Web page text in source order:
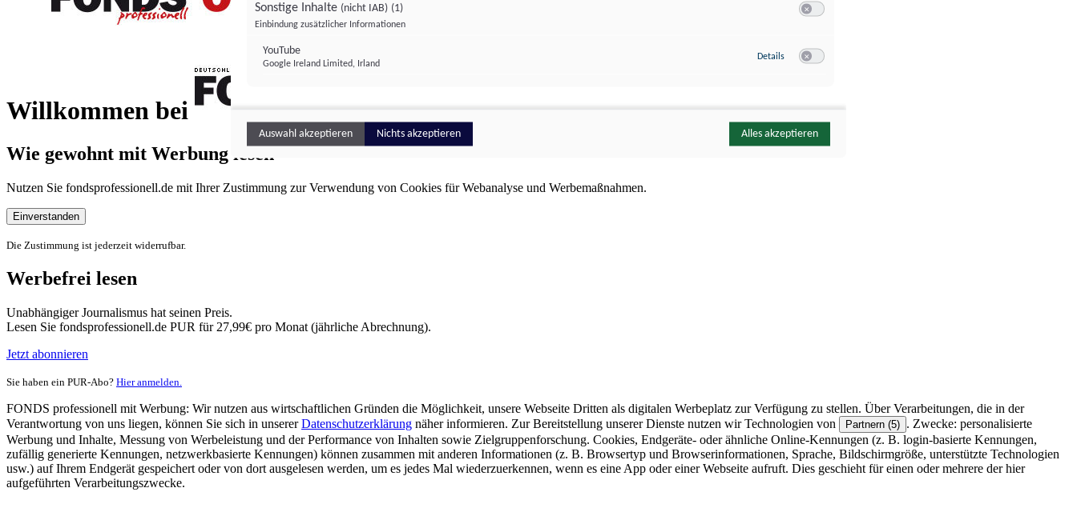
Willkommen bei
FONDS professionell
Wie gewohnt mit Werbung lesen
Nutzen Sie fondsprofessionell.de mit Ihrer Zustimmung zur Verwendung von Cookies für Webanalyse und Werbemaßnahmen.
Einverstanden
Die Zustimmung ist jederzeit widerrufbar.
Werbefrei lesen
Unabhängiger Journalismus hat seinen Preis.
Lesen Sie fondsprofessionell.de PUR für 27,99€ pro Monat (jährliche Abrechnung).
Jetzt abonnieren
Sie haben ein PUR-Abo? Hier anmelden.
FONDS professionell mit Werbung: Wir nutzen aus wirtschaftlichen Gründen die Möglichkeit, unsere Webseite Dritten als digitalen Werbeplatz zur Verfügung zu stellen. Über Verarbeitungen, die in der
Verantwortung von uns liegen, können Sie sich in unsererDatenschutzerklärung näher informieren. Zur Bereitstellung unserer Dienste nutzen wir Technologien von Partnern (5) . Zwecke: personalisierte
Werbung und Inhalte, Messung von Werbeleistung und der Performance von Inhalten sowie Zielgruppenforschung. Cookies, Endgeräte- oder ähnliche Online-Kennungen (z. B. login-basierte Kennungen,
zufällig generierte Kennungen, netzwerkbasierte Kennungen) können zusammen mit anderen Informationen (z. B. Browsertyp und Browserinformationen, Sprache, Bildschirmgröße, unterstützte Technologien
usw.) auf Ihrem Endgerät gespeichert oder von dort ausgelesen werden, um es jedes Mal wiederzuerkennen, wenn es eine App oder einer Webseite aufruft. Dies geschieht für einen oder mehrere der hier
aufgeführten Verarbeitungszwecke.
Sonstige Inhalte (nicht IAB) (1)
Einbindung zusätzlicher Informationen
YouTube
Google Ireland Limited, Irland
Details zu YouTube
Auswahl akzeptieren Nichts akzeptieren Alles akzeptieren